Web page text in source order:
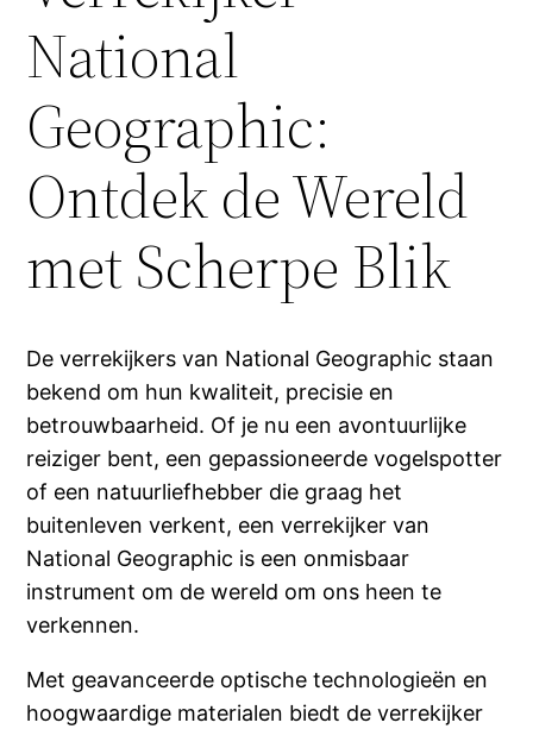
National
Geographic:
Ontdek de Wereld
met Scherpe Blik
De verrekijkers van National Geographic staan
bekend om hun kwaliteit, precisie en
betrouwbaarheid. Of je nu een avontuurlijke
reiziger bent, een gepassioneerde vogelspotter
of een natuurliefhebber die graag het
buitenleven verkent, een verrekijker van
National Geographic is een onmisbaar
instrument om de wereld om ons heen te
verkennen.
Met geavanceerde optische technologieën en
hoogwaardige materialen biedt de verrekijker